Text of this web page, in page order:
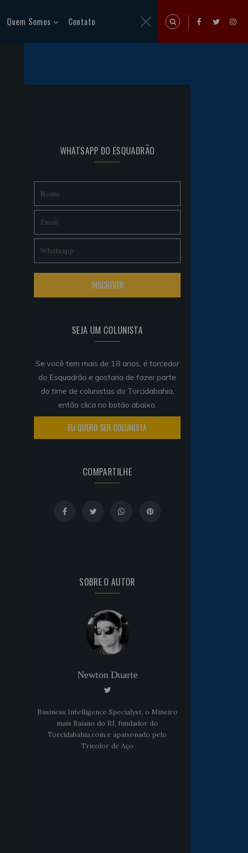
Quem Somos Contato
WHATSAPP DO ESQUADRÃO
SEJA UM COLUNISTA
Se você tem mais de 18 anos, é torcedor
do Esquadrão e gostaria de fazer parte
do time de colunistas do Torcidabahia,
então clica no botão abaixo.
EU QUERO SER COLUNISTA
COMPARTILHE
SOBRE O AUTOR
Newton Duarte
Business Intelligence Specialyst, o Mineiro
mais Baiano do RJ, fundador do
Torcidabahia.com e apaixonado pelo
Tricolor de Aço